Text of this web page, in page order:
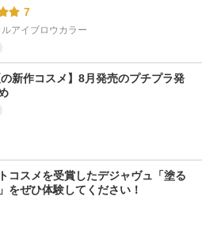
7
アイブロウカラー
の新作コスメ】8月発売のプチプラ発
コスメを受賞したデジャヴュ「塗る
をぜひ体験してください！